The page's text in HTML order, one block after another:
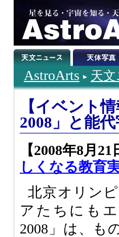
AstroArts 天
【イベント
2008」と能
【2008年8月21
しくなる教育
北京オリン
アたちにも
2008」は、も